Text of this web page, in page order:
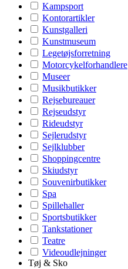
Kampsport
Kontorartikler
Kunstgalleri
Kunstmuseum
Legetøjsforretning
Motorcykelforhandlere
Museer
Musikbutikker
Rejsebureauer
Rejseudstyr
Rideudstyr
Sejlerudstyr
Sejlklubber
Shoppingcentre
Skiudstyr
Souvenirbutikker
Spa
Spillehaller
Sportsbutikker
Tankstationer
Teatre
Videoudlejninger
Tøj & Sko